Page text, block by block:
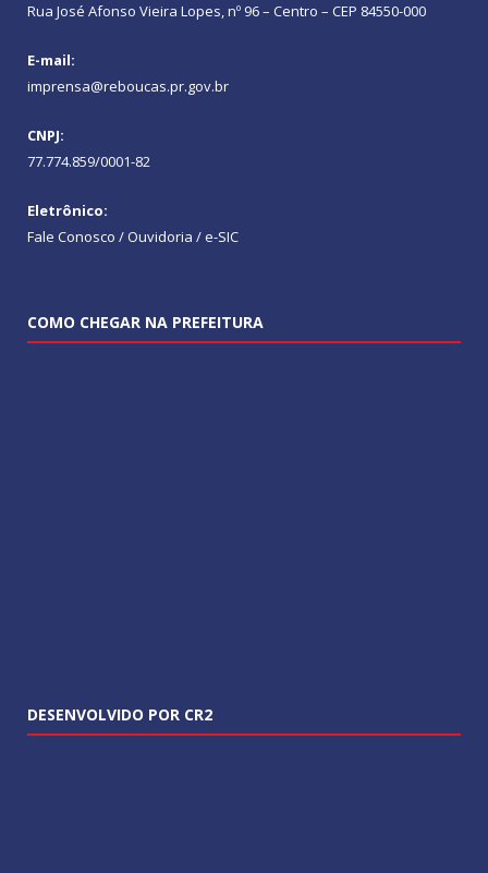
Rua José Afonso Vieira Lopes, nº 96 – Centro – CEP 84550-000
E-mail:
imprensa@reboucas.pr.gov.br
CNPJ:
77.774.859/0001-82
Eletrônico:
Fale Conosco / Ouvidoria / e-SIC
COMO CHEGAR NA PREFEITURA
DESENVOLVIDO POR CR2